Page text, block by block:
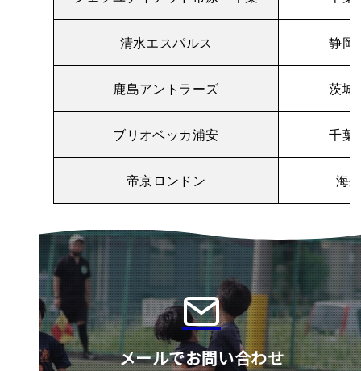
清水エスパルス 静岡
鹿島アントラーズ 茨城
ブリオベッカ浦安 千葉
帝京ロンドン 海
メールでお問い合わせ